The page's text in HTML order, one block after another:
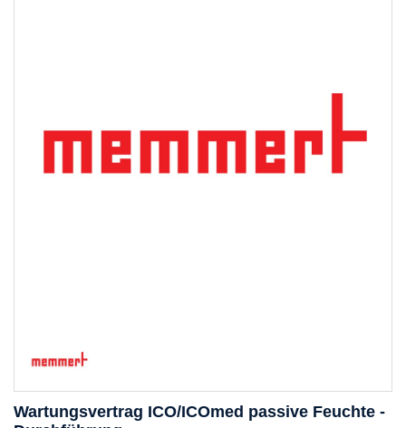
Wartungsvertrag ICO/ICOmed passive Feuchte -